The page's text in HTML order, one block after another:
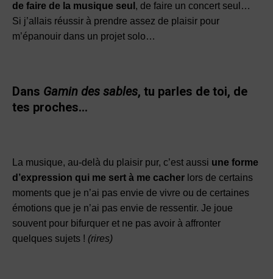
de faire de la musique seul , de faire un concert seul…
Si j’allais réussir à prendre assez de plaisir pour
m’épanouir dans un projet solo…
Dans Gamin des sables, tu parles de toi, de
tes proches…
La musique, au-delà du plaisir pur, c’est aussi une forme
d’expression qui me sert à me cacher lors de certains
moments que je n’ai pas envie de vivre ou de certaines
émotions que je n’ai pas envie de ressentir. Je joue
souvent pour bifurquer et ne pas avoir à affronter
quelques sujets ! (rires)